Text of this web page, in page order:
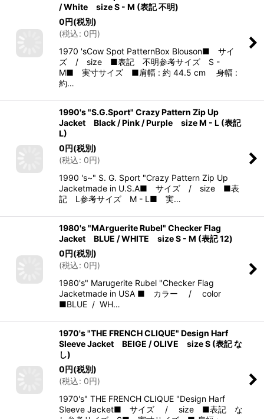
/ White size S - M (表記 不明)
0円(税別)
(税込: 0円)
1970 'sCow Spot PatternBox Blouson■ サイ
ズ / size ■表記 不明参考サイズ S -
M■ 実寸サイズ ■肩幅 : 約 44.5 cm 身幅 :
約…
1990's "S.G.Sport" Crazy Pattern Zip Up
Jacket Black / Pink / Purple size M - L (表記
L)
0円(税別)
(税込: 0円)
1990 's~" S. G. Sport "Crazy Pattern Zip Up
Jacketmade in U.S.A■ サイズ / size ■表
記 L参考サイズ M - L■ 実…
1980's "MArguerite Rubel" Checker Flag
Jacket BLUE / WHITE size S - M (表記 12)
0円(税別)
(税込: 0円)
1980's" Marugerite Rubel "Checker Flag
Jacketmade in USA ■ カラー / color
■BLUE / WH…
1970's "THE FRENCH CLIQUE" Design Harf
Sleeve Jacket BEIGE / OLIVE size S (表記 な
し)
0円(税別)
(税込: 0円)
1970's" THE FRENCH CLIQUE "Design Harf
Sleeve Jacket■ サイズ / size ■表記 な